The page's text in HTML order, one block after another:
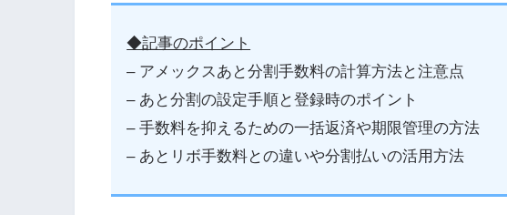
◆記事のポイント
– アメックスあと分割手数料の計算方法と注意点
– あと分割の設定手順と登録時のポイント
– 手数料を抑えるための一括返済や期限管理の方法
– あとリボ手数料との違いや分割払いの活用方法